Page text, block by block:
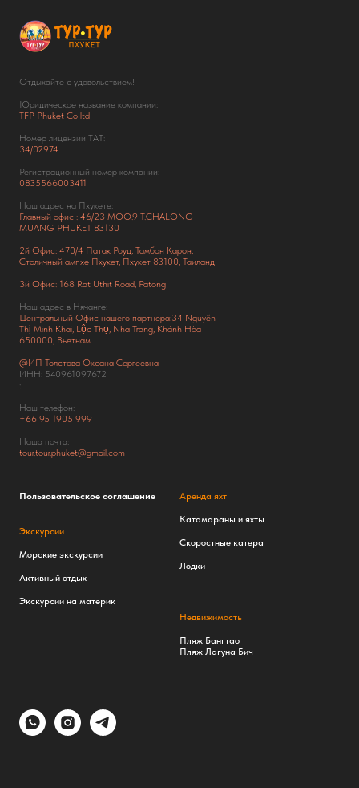
Отдыхайте с удовольствием!
Юридическое название компании:
TFP Phuket Co ltd
Номер лицензии ТАТ:
34/02974
Регистрационный номер компании:
0835566003411
Наш адрес на Пхукете:
Главный офис : 46/23 MOO.9 T.CHALONG
MUANG PHUKET 83130
2й Офис: 470/4 Патак Роуд, Тамбон Карон,
Столичный ампхе Пхукет, Пхукет 83100, Таиланд
3й Офис: 168 Rat Uthit Road, Patong
Наш адрес в Нячанге:
Центральный Офис нашего партнера:34 Nguyễn
Thị Minh Khai, Lộc Thọ, Nha Trang, Khánh Hòa
650000, Вьетнам
@ИП Толстова Оксана Сергеевна
ИНН: 540961097672
:
Наш телефон:
+66 95 1905 999
Наша почта:
tour.tour.phuket@gmail.com
Пользовательское соглашение
Экскурсии
Морские экскурсии
Активный отдых
Экскурсии на материк
Аренда яхт
Катамараны и яхты
Скоростные катера
Лодки
Недвижимость
Пляж Бангтао
Пляж Лагуна Бич